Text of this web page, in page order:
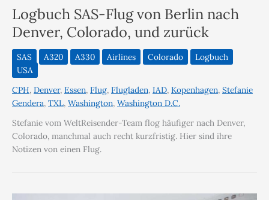
Logbuch SAS-Flug von Berlin nach
Denver, Colorado, und zurück
SAS A320 A330 Airlines Colorado
Logbuch
USA
CPH, Denver, Essen, Flug, Flugladen, IAD, Kopenhagen, Stefanie
Gendera, TXL, Washington, Washington D.C.
Stefanie vom WeltReisender-Team flog häufiger nach Denver,
Colorado, manchmal auch recht kurzfristig. Hier sind ihre
Notizen von einen Flug.